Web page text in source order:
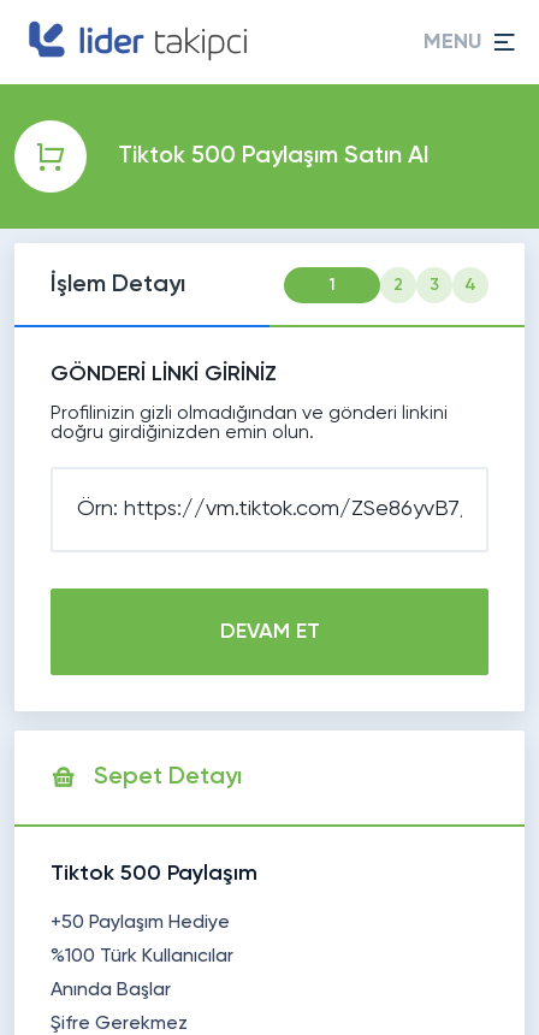
MENU
Tiktok 500 Paylaşım Satın Al
İşlem Detayı 1 2 3 4
GÖNDERİ LİNKİ GİRİNİZ
Profilinizin gizli olmadığından ve gönderi linkini
doğru girdiğinizden emin olun.
DEVAM ET
Sepet Detayı
Tiktok 500 Paylaşım
+50 Paylaşım Hediye
%100 Türk Kullanıcılar
Anında Başlar
Şifre Gerekmez